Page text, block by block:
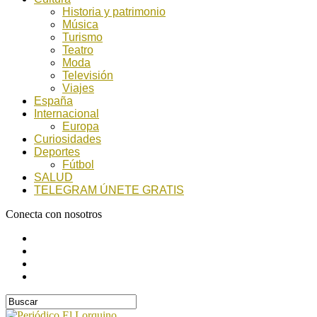
Historia y patrimonio
Música
Turismo
Teatro
Moda
Televisión
Viajes
España
Internacional
Europa
Curiosidades
Deportes
Fútbol
SALUD
TELEGRAM ÚNETE GRATIS
Conecta con nosotros